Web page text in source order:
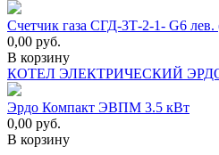
Счетчик газа СГД-3Т-2-1- G6
0,00 руб.
В корзину
КОТЕЛ ЭЛЕКТРИЧЕСКИЙ
Эрдо Компакт ЭВПМ 3.5 кВт
0,00 руб.
В корзину